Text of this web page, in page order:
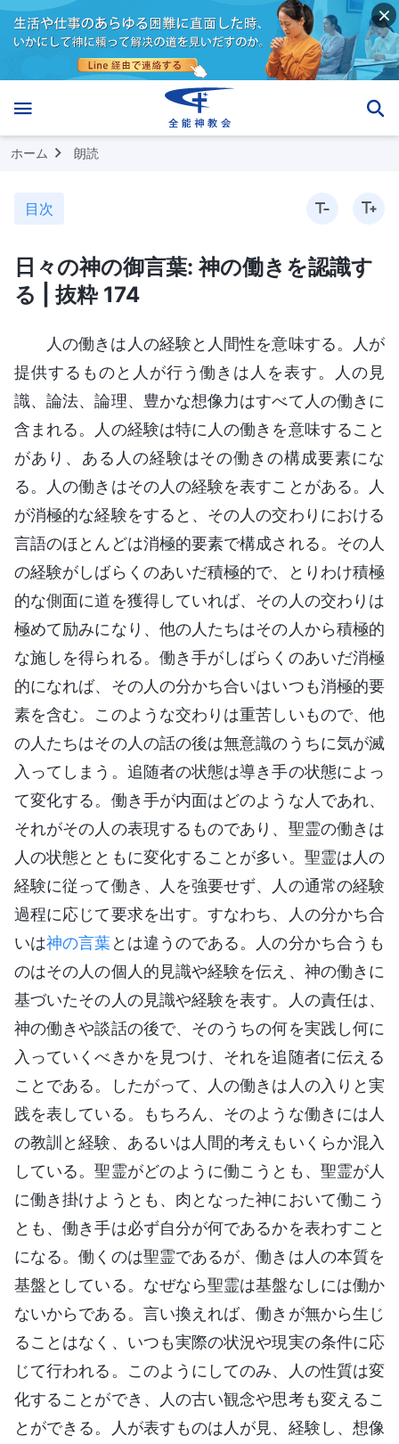
ホーム 朗読
目次
日々の神の御言葉: 神の働きを認識す
る | 抜粋 174
人の働きは人の経験と人間性を意味する。人が
提供するものと人が行う働きは人を表す。人の見
識、論法、論理、豊かな想像力はすべて人の働きに
含まれる。人の経験は特に人の働きを意味すること
があり、ある人の経験はその働きの構成要素にな
る。人の働きはその人の経験を表すことがある。人
が消極的な経験をすると、その人の交わりにおける
言語のほとんどは消極的要素で構成される。その人
の経験がしばらくのあいだ積極的で、とりわけ積極
的な側面に道を獲得していれば、その人の交わりは
極めて励みになり、他の人たちはその人から積極的
な施しを得られる。働き手がしばらくのあいだ消極
的になれば、その人の分かち合いはいつも消極的要
素を含む。このような交わりは重苦しいもので、他
の人たちはその人の話の後は無意識のうちに気が滅
入ってしまう。追随者の状態は導き手の状態によっ
て変化する。働き手が内面はどのような人であれ、
それがその人の表現するものであり、聖霊の働きは
人の状態とともに変化することが多い。聖霊は人の
経験に従って働き、人を強要せず、人の通常の経験
過程に応じて要求を出す。すなわち、人の分かち合
いは神の言葉とは違うのである。人の分かち合うも
のはその人の個人的見識や経験を伝え、神の働きに
基づいたその人の見識や経験を表す。人の責任は、
神の働きや談話の後で、そのうちの何を実践し何に
入っていくべきかを見つけ、それを追随者に伝える
ことである。したがって、人の働きは人の入りと実
践を表している。もちろん、そのような働きには人
の教訓と経験、あるいは人間的考えもいくらか混入
している。聖霊がどのように働こうとも、聖霊が人
に働き掛けようとも、肉となった神において働こう
とも、働き手は必ず自分が何であるかを表わすこと
になる。働くのは聖霊であるが、働きは人の本質を
基盤としている。なぜなら聖霊は基盤なしには働か
ないからである。言い換えれば、働きが無から生じ
ることはなく、いつも実際の状況や現実の条件に応
じて行われる。このようにしてのみ、人の性質は変
化することができ、人の古い観念や思考も変えるこ
とができる。人が表すものは人が見、経験し、想像